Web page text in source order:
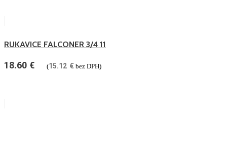
RUKAVICE FALCONER 3/4 11
18.60 € (15.12 € bez DPH)